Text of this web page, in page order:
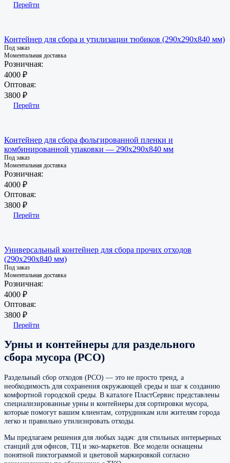
Перейти
Контейнер для сбора и утилизации тюбиков (290х290х840 мм)
Под заказ
Моментальная доставка
Розничная:
4000 ₽
Оптовая:
3800 ₽
Перейти
Контейнер для сбора фольгированной пленки и
комбинированной упаковки — 290х290х840 мм
Под заказ
Моментальная доставка
Розничная:
4000 ₽
Оптовая:
3800 ₽
Перейти
Универсальный контейнер для сбора прочих отходов
(290х290х840 мм)
Под заказ
Моментальная доставка
Розничная:
4000 ₽
Оптовая:
3800 ₽
Перейти
Урны и контейнеры для раздельного
сбора мусора (РСО)
Раздельный сбор отходов (РСО) — это не просто тренд, а
необходимость для сохранения окружающей среды и шаг к созданию
комфортной городской среды. В каталоге ПластСервис представлены
специализированные урны и контейнеры для сортировки мусора,
которые помогут вашим клиентам, сотрудникам или жителям города
легко и правильно утилизировать отходы.
Мы предлагаем решения для любых задач: для стильных интерьерных
станций для офисов, ТЦ и эко-маркетов. Все модели оснащены
понятной пиктограммой и цветовой маркировкой согласно